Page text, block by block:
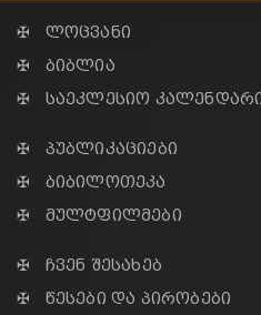
✠ ლოცვანი
✠ ბიბლია
✠ საეკლესიო
✠ პუბლიკაციები
✠ ბიბილოთეკა
✠ მულტფილმები
✠ ჩვენ შესახებ
✠ წესები და პირობები